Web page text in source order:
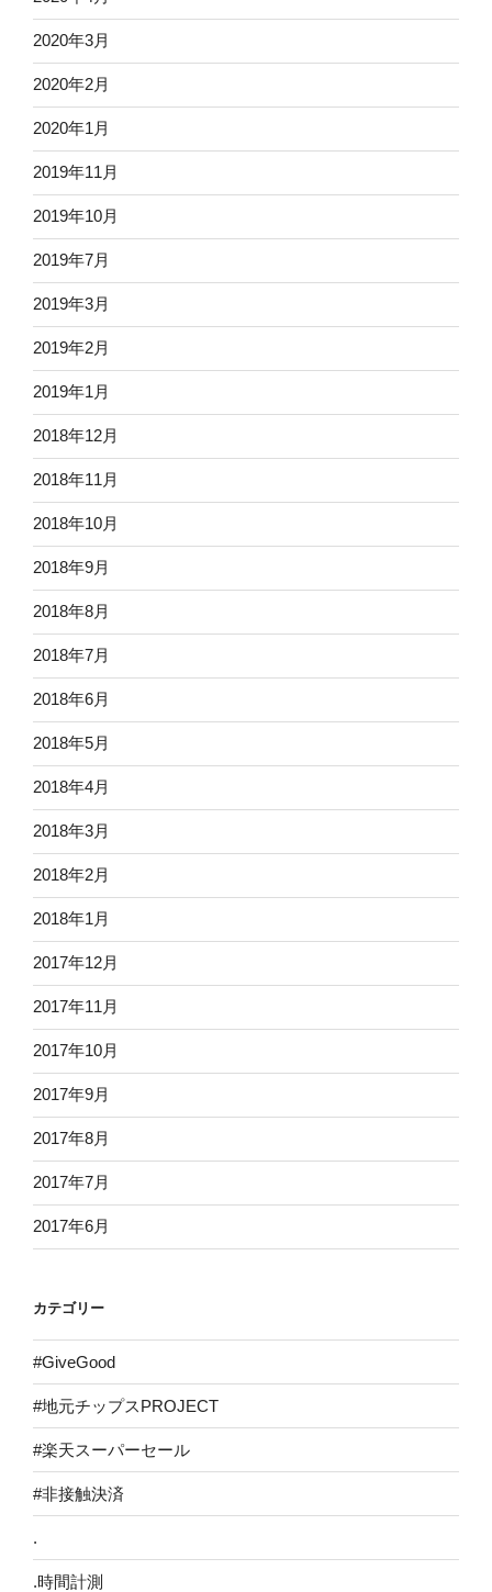
2020年3月
2020年2月
2020年1月
2019年11月
2019年10月
2019年7月
2019年3月
2019年2月
2019年1月
2018年12月
2018年11月
2018年10月
2018年9月
2018年8月
2018年7月
2018年6月
2018年5月
2018年4月
2018年3月
2018年2月
2018年1月
2017年12月
2017年11月
2017年10月
2017年9月
2017年8月
2017年7月
2017年6月
カテゴリー
#GiveGood
#地元チップスPROJECT
#楽天スーパーセール
#非接触決済
.
.時間計測